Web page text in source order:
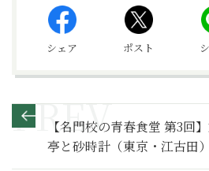
シェア ポスト
【名門校の青春食堂 第3回
亭と砂時計（東京・江古田）